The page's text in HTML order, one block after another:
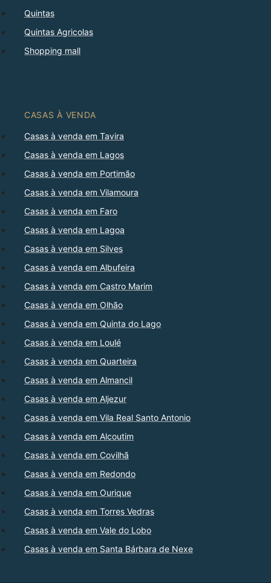
Quintas
Quintas Agricolas
Shopping mall
CASAS À VENDA
Casas à venda em Tavira
Casas à venda em Lagos
Casas à venda em Portimão
Casas à venda em Vilamoura
Casas à venda em Faro
Casas à venda em Lagoa
Casas à venda em Silves
Casas à venda em Albufeira
Casas à venda em Castro Marim
Casas à venda em Olhão
Casas à venda em Quinta do Lago
Casas à venda em Loulé
Casas à venda em Quarteira
Casas à venda em Almancil
Casas à venda em Aljezur
Casas à venda em Vila Real Santo Antonio
Casas à venda em Alcoutim
Casas à venda em Covilhã
Casas à venda em Redondo
Casas à venda em Ourique
Casas à venda em Torres Vedras
Casas à venda em Vale do Lobo
Casas à venda em Santa Bárbara de Nexe